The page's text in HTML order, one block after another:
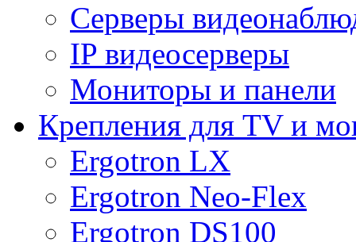
Серверы
IP видеосерверы
Мониторы и панели
Крепления для TV и
Ergotron LX
Ergotron Neo-Flex
Ergotron DS100